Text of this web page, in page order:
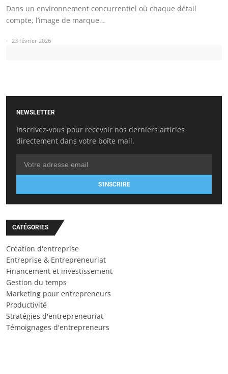
Dans un environnement concurrentiel où chaque détail
compte, l’image de marque…
23 février 2026
NEWSLETTER
Inscrivez-vous pour recevoir nos derniers articles
directement dans votre boîte mail.
S'INSCRIRE
CATÉGORIES
Création d'entreprise
Entreprise & Entrepreneuriat
Financement et investissement
Gestion du temps
Marketing pour entrepreneurs
Productivité
Stratégies d'entrepreneuriat
Témoignages d'entrepreneurs